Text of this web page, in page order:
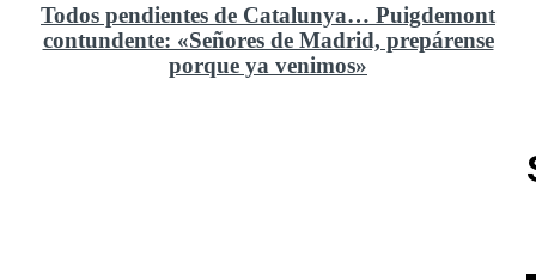
Todos pendientes de Catalunya… Puigdemont
contundente: «Señores de Madrid, prepárense
porque ya venimos»